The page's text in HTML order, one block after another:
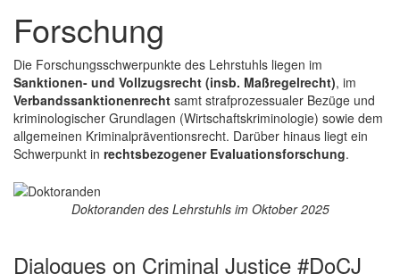
Forschung
Die Forschungsschwerpunkte des Lehrstuhls liegen im
Sanktionen- und Vollzugsrecht (insb. Maßregelrecht), im
Verbandssanktionenrecht samt strafprozessualer Bezüge und
kriminologischer Grundlagen (Wirtschaftskriminologie) sowie dem
allgemeinen Kriminalpräventionsrecht. Darüber hinaus liegt ein
Schwerpunkt in rechtsbezogener Evaluationsforschung.
Doktoranden des Lehrstuhls im Oktober 2025
Dialogues on Criminal Justice #DoCJ